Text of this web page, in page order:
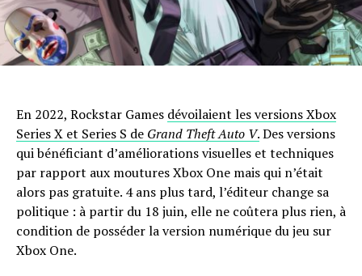
En 2022, Rockstar Games dévoilaient les versions Xbox
Series X et Series S de Grand Theft Auto V.Des versions
qui bénéficiant d’améliorations visuelles et techniques
par rapport aux moutures Xbox One mais qui n’était
alors pas gratuite. 4 ans plus tard, l’éditeur change sa
politique : à partir du 18 juin, elle ne coûtera plus rien, à
condition de posséder la version numérique du jeu sur
Xbox One.